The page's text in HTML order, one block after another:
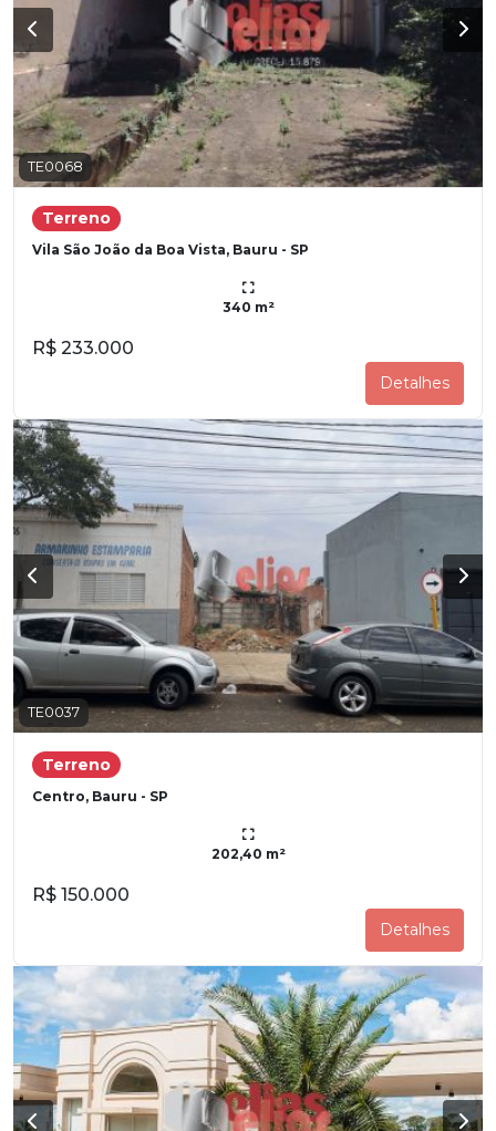
TE0068
Terreno
Vila São João da Boa Vista, Bauru - SP
340 m²
R$ 233.000
Detalhes
TE0037
Terreno
Centro, Bauru - SP
202,40 m²
R$ 150.000
Detalhes